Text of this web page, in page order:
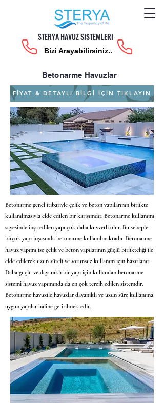
STERYA HAVUZ SISTEMLERI
Bizi Arayabilirsiniz..
Betonarme Havuzlar
FİYAT & DETAYLI BİLGİ İÇİN TIKLAYIN
Betonarme genel itibariyle çelik ve beton yapılarının birlikte
kullanılmasıyla elde edilen bir karışımdır. Betonarme kullanımı
sayesinde inşa edilen yapı çok daha kuvvetli olur. Bu sebeple
birçok yapı inşasında betonarme kullanılmaktadır. Betonarme
havuz yapımı ise çelik ve beton yapılarının güçlü birlikteliği ile
elde edilerek uzun süreli ve sorunsuz kullanım için hazırlanır.
Daha güçlü ve dayanıklı bir yapı için kullanılan betonarme
sistemi havuz yapımında da en çok tercih edilen sistemdir.
Betonarme havuzile havuzlar dayanıklı ve uzun süre kullanıma
uygun yapılar haline getirilmektedir.